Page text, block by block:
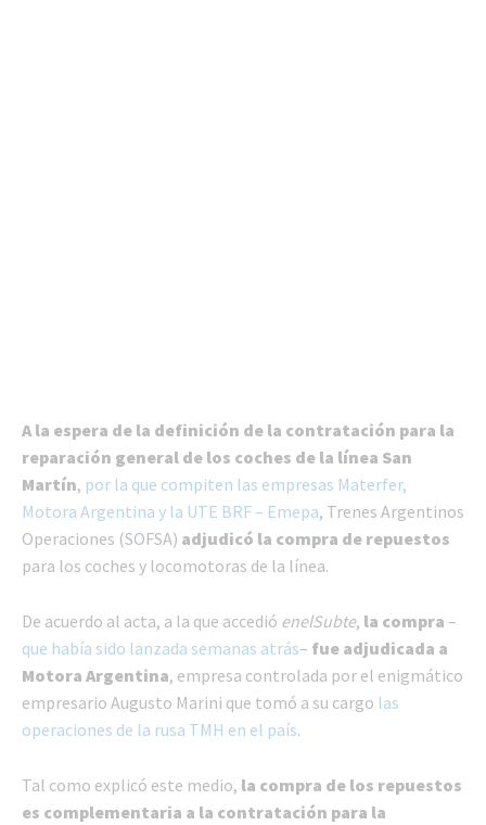
A la espera de la definición de la contratación para la
reparación general de los coches de la línea San
Martín, por la que compiten las empresas Materfer,
Motora Argentina y la UTE BRF – Emepa, Trenes Argentinos
Operaciones (SOFSA) adjudicó la compra de repuestos
para los coches y locomotoras de la línea.
De acuerdo al acta, a la que accedió enelSubte, la compra –
que había sido lanzada semanas atrás– fue adjudicada a
Motora Argentina, empresa controlada por el enigmático
empresario Augusto Marini que tomó a su cargo las
operaciones de la rusa TMH en el país.
Tal como explicó este medio, la compra de los repuestos
es complementaria a la contratación para la